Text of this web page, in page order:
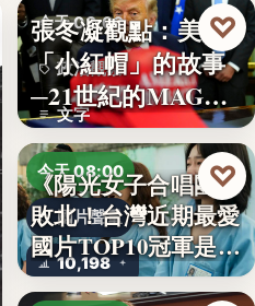
今天 08:00
政治觀察
文字
張冬凝觀點：美國
「小紅帽」的故事
─21世紀的MAGA
有沒…
♡
今天 08:00
國片聲量
10,198
《陽光女子合唱團》
敗北！台灣近期最愛
國片TOP10冠軍是…
♡